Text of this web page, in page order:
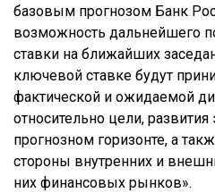
базовым прогнозом Банк
возможность дальнейшего
ставки на ближайших
ключевой ставке будут
фактической и ожидаемой
относительно цели,
прогнозном горизонте, а
стороны внутренних и
них финансовых рынков».